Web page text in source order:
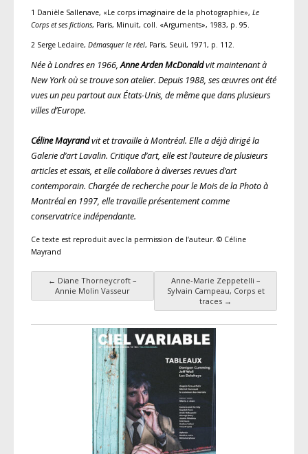
1 Danièle Sallenave, «Le corps imaginaire de la photographie», Le
Corps et ses fictions, Paris, Minuit, coll. «Arguments», 1983, p. 95.
2 Serge Leclaire, Démasquer le réel, Paris, Seuil, 1971, p. 112.
Née à Londres en 1966,Anne Arden McDonaldvit maintenant à
New York où se trouve son atelier. Depuis 1988, ses œuvres ont été
vues un peu partout aux États-Unis, de même que dans plusieurs
villes d’Europe.
Céline Mayrandvit et travaille à Montréal. Elle a déjà dirigé la
Galerie d’art Lavalin. Critique d’art, elle est l’auteure de plusieurs
articles et essais, et elle collabore à diverses revues d’art
contemporain. Chargée de recherche pour le Mois de la Photo à
Montréal en 1997, elle travaille présentement comme
conservatrice indépendante.
Ce texte est reproduit avec la permission de l’auteur. © Céline
Mayrand
Navigation des articles
← Diane Thorneycroft –
Annie Molin Vasseur
Anne-Marie Zeppetelli –
Sylvain Campeau, Corps et
traces →